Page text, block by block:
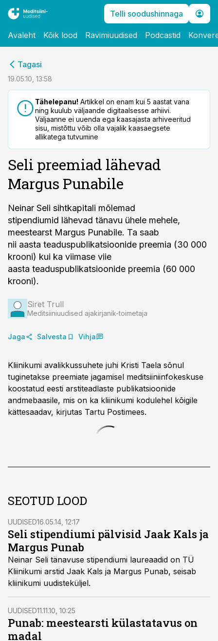
Telli soodushinnaga
Avaleht Kõik lood Ravimiuudised Podcastid
Tagasi
19.05.10, 13:58
Tähelepanu! Artikkel on enam kui 5 aastat vana
ning kuulub väljaande digitaalsesse arhiivi.
Väljaanne ei uuenda ega kaasajasta arhiveeritud
sisu, mistõttu võib olla vajalik kaasaegsete
allikatega tutvumine
Seli preemiad lähevad
Margus Punabile
Neinar Seli sihtkapitali mõlemad
stipendiumid lähevad tänavu ühele mehele,
meestearst Margus Punabile. Ta saab
nii aasta teaduspublikatsioonide preemia (30 000
krooni) kui ka viimase viie
aasta teaduspublikatsioonide preemia (60 000
krooni).
Siret Trull
Meditsiiniuudised ajakirjanik-toimetaja
Jaga Salvesta Vihja
Kliinikumi avalikkussuhete juhi Kristi Taela sõnul
tuginetakse preemiate jagamisel meditsiiniinfokeskuse
koostatud eesti arstiteadlaste publikatsioonide
andmebaasile, mis on ka kliinikumi kodulehel kõigile
kättesaadav, kirjutas Tartu Postimees.
SEOTUD LOOD
UUDISED16.05.14, 12:17
Seli stipendiumi pälvisid Jaak Kals ja
Margus Punab
Neinar Seli tänavuse stipendiumi laureaadid on TÜ
Kliinikumi arstid Jaak Kals ja Margus Punab, seisab
kliinikumi uudisteküljel.
UUDISED11.11.10, 10:25
Punab: meestearsti külastatavus on
madal